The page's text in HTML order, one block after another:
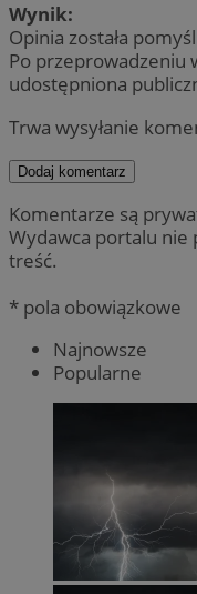
Wynik:
Opinia została
Po przeprowadzeniu
udostępniona
Trwa wysyłanie
Dodaj komentarz
Komentarze są
Wydawca portalu nie
treść.
* pola obowiązkowe
Najnowsze
Popularne